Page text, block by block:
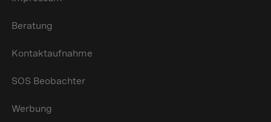
Beratung
Kontaktaufnahme
SOS Beobachter
Werbung